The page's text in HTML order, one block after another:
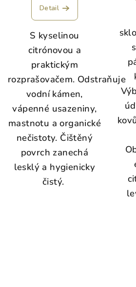
Detail
S kyselinou
citrónovou a
praktickým
rozprašovačem. Odstraňuje
vodní kámen,
vápenné usazeniny,
mastnotu a organické
nečistoty. Čištěný
povrch zanechá
lesklý a hygienicky
čistý.